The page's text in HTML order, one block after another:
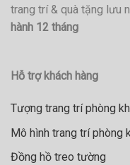
trang trí & quà tặng lưu
hành 12 tháng
Hỗ trợ khách hàng
Tượng trang trí phòng
Mô hình trang trí phòng
Đồng hồ treo tường